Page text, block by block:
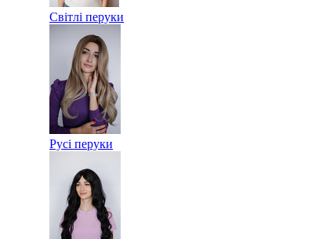
Світлі перуки
Русі перуки